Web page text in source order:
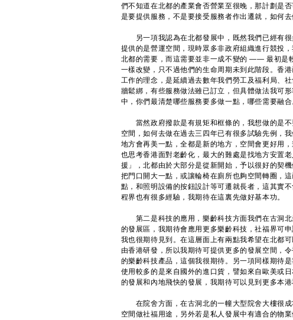
們不知道在北都的產業會否營業至很晚，那計劃是
是要提供服務，不是要接受服務者作出遷就，如何
另一項我認為在北都發展中，既然我們已經有很
提供的是營運空間，現時眾多非政府組織進行競投
北都的需要，而這需要並非一成不變的 —— 最初是
一樣改變，只不過他們的生命周期未到此階段。香
工作的理念，是延續過去數年我們勞工及福利局、
牆鬆綁，有些服務做法雖已訂立，但具體做法我可
中，你們最清楚哪些服務要多做一點，哪些需要融合
當然政府撥款是有規矩和框條的，我想做的是不
空間，如何去做在過去三四年已有很多試驗先例，
地方會再美一點，全都是新的地方，空間會更好用
也思考香港面對老齡化，最大的難處是找地方安置
援」，北都由於大部分是從新開始，予以很好的契
把門口開大一點，或讓輪椅在廁所也夠空間轉圈，
點，和照明設備的按鈕設計等可遷就長者，這其實
程界也有很多經驗，我期待在這裏先做好基本功。
第二是科技的應用，樂齡科技方面我們在古洞北
的發展區，我期待會應用更多樂齡科技，社福界可
我也很期待見到。在這層面上有兩點我希望在北都
由香港研發，所以我期待可提供更多的發展空間，
的樂齡科技產品，這個我很期待。另一項同樣期待
使用較多的是來自國外的進口貨，譬如來自歐美或
的發展和內地飛快的發展，我期待可以見到更多本港
在院舍方面，在古洞北的一幢大型院舍大樓很成
空間做社福用途，另外若是私人發展中有適合的物